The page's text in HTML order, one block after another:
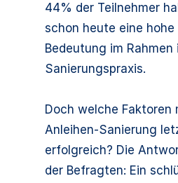
44% der Teilnehmer
schon heute eine hohe
Bedeutung im Rahmen
Sanierungspraxis.
Doch welche Faktoren
Anleihen-Sanierung
erfolgreich? Die
der Befragten: Ein